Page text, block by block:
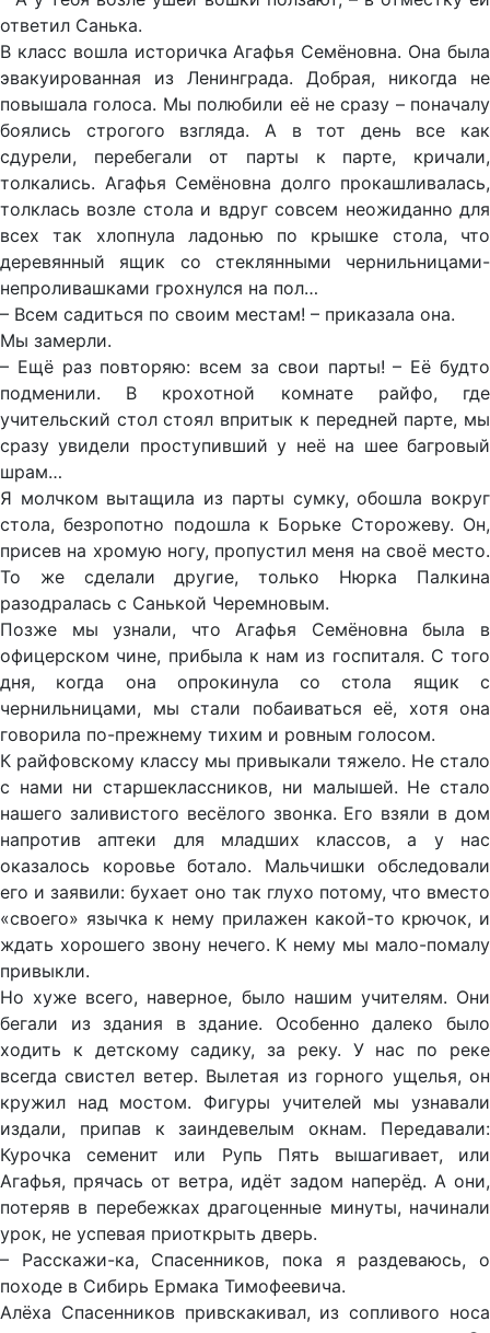
ответил Санька.
В класс вошла историчка Агафья Семёновна. Она была
эвакуированная из Ленинграда. Добрая, никогда не
повышала голоса. Мы полюбили её не сразу – поначалу
боялись строгого взгляда. А в тот день все как
сдурели, перебегали от парты к парте, кричали,
толкались. Агафья Семёновна долго прокашливалась,
толклась возле стола и вдруг совсем неожиданно для
всех так хлопнула ладонью по крышке стола, что
деревянный ящик со стеклянными чернильницами-
непроливашками грохнулся на пол…
– Всем садиться по своим местам! – приказала она.
Мы замерли.
– Ещё раз повторяю: всем за свои парты! – Её будто
подменили. В крохотной комнате райфо, где
учительский стол стоял впритык к передней парте, мы
сразу увидели проступивший у неё на шее багровый
шрам…
Я молчком вытащила из парты сумку, обошла вокруг
стола, безропотно подошла к Борьке Сторожеву. Он,
присев на хромую ногу, пропустил меня на своё место.
То же сделали другие, только Нюрка Палкина
разодралась с Санькой Черемновым.
Позже мы узнали, что Агафья Семёновна была в
офицерском чине, прибыла к нам из госпиталя. С того
дня, когда она опрокинула со стола ящик с
чернильницами, мы стали побаиваться её, хотя она
говорила по-прежнему тихим и ровным голосом.
К райфовскому классу мы привыкали тяжело. Не стало
с нами ни старшеклассников, ни малышей. Не стало
нашего заливистого весёлого звонка. Его взяли в дом
напротив аптеки для младших классов, а у нас
оказалось коровье ботало. Мальчишки обследовали
его и заявили: бухает оно так глухо потому, что вместо
«своего» язычка к нему прилажен какой-то крючок, и
ждать хорошего звону нечего. К нему мы мало-помалу
привыкли.
Но хуже всего, наверное, было нашим учителям. Они
бегали из здания в здание. Особенно далеко было
ходить к детскому садику, за реку. У нас по реке
всегда свистел ветер. Вылетая из горного ущелья, он
кружил над мостом. Фигуры учителей мы узнавали
издали, припав к заиндевелым окнам. Передавали:
Курочка семенит или Рупь Пять вышагивает, или
Агафья, прячась от ветра, идёт задом наперёд. А они,
потеряв в перебежках драгоценные минуты, начинали
урок, не успевая приоткрыть дверь.
– Расскажи-ка, Спасенников, пока я раздеваюсь, о
походе в Сибирь Ермака Тимофеевича.
Алёха Спасенников привскакивал, из сопливого носа